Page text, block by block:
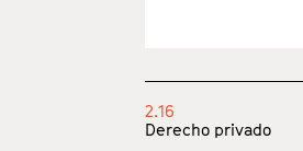
2.16
Derecho privado